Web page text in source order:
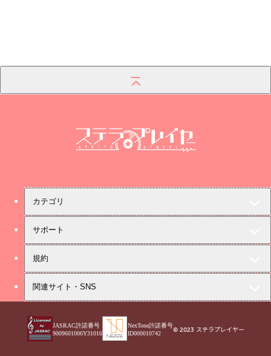
ステラプレイヤー
カテゴリ
サポート
規約
関連サイト・SNS
JASRAC許諾番号
9009601006Y31016
NexTone許諾番号
ID000010742
© 2023 ステラプレイヤー